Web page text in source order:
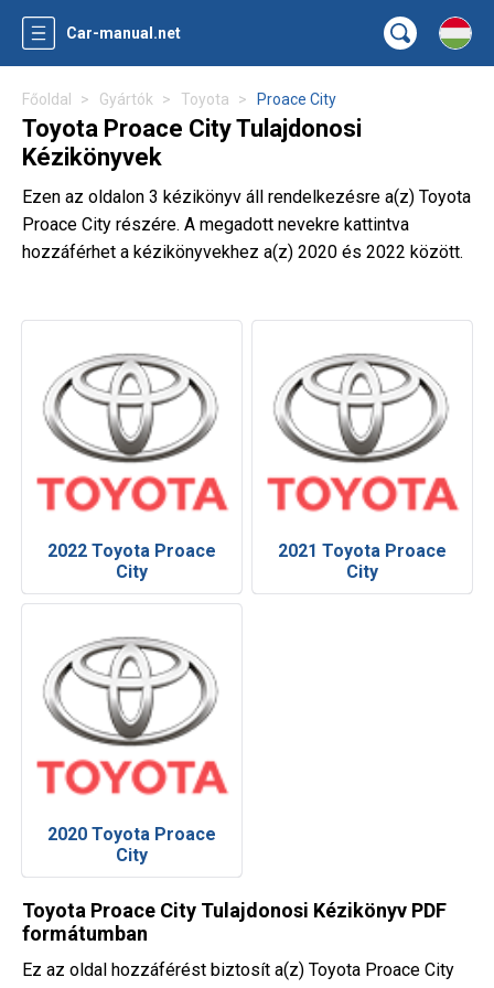
Car-manual.net
Főoldal Gyártók Toyota Proace City
Toyota Proace City Tulajdonosi
Kézikönyvek
Ezen az oldalon 3 kézikönyv áll rendelkezésre a(z) Toyota
Proace City részére. A megadott nevekre kattintva
hozzáférhet a kézikönyvekhez a(z) 2020 és 2022 között.
2022 Toyota Proace
City
2021 Toyota Proace
City
2020 Toyota Proace
City
Toyota Proace City Tulajdonosi Kézikönyv PDF
formátumban
Ez az oldal hozzáférést biztosít a(z) Toyota Proace City